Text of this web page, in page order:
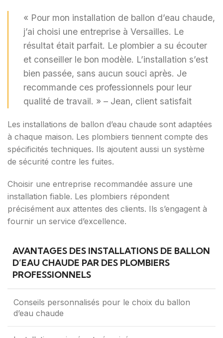
« Pour mon installation de ballon d’eau chaude,
j’ai choisi une entreprise à Versailles. Le
résultat était parfait. Le plombier a su écouter
et conseiller le bon modèle. L’installation s’est
bien passée, sans aucun souci après. Je
recommande ces professionnels pour leur
qualité de travail. » – Jean, client satisfait
Les installations de ballon d’eau chaude sont adaptées
à chaque maison. Les plombiers tiennent compte des
spécificités techniques. Ils ajoutent aussi un système
de sécurité contre les fuites.
Choisir une entreprise recommandée assure une
installation fiable. Les plombiers répondent
précisément aux attentes des clients. Ils s’engagent à
fournir un service d’excellence.
AVANTAGES DES INSTALLATIONS DE BALLON
D’EAU CHAUDE PAR DES PLOMBIERS
PROFESSIONNELS
Conseils personnalisés pour le choix du ballon
d’eau chaude